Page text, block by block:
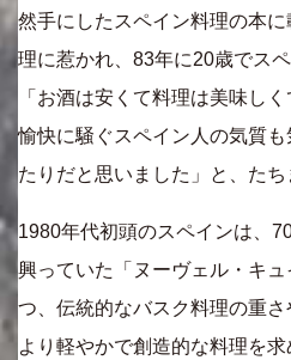
然手にしたスペイン料理の本
理に惹かれ、83年に20歳でスペ
「お酒は安くて料理は美味し
愉快に騒ぐスペイン人の気質
たりだと思いました」と、たち
1980年代初頭のスペインは、
興っていた「ヌーヴェル・キ
つ、伝統的なバスク料理の重
より軽やかで創造的な料理を